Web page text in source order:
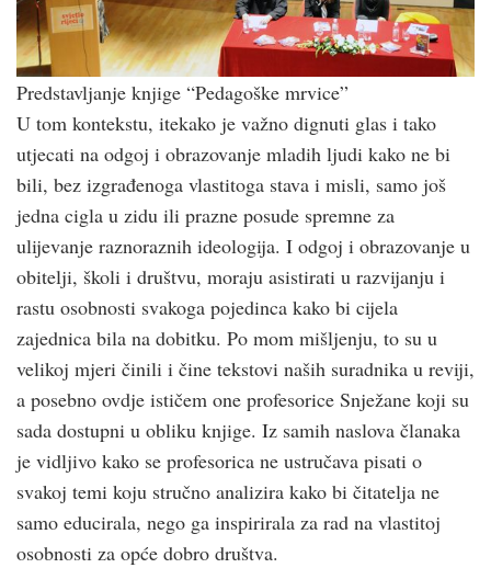
Predstavljanje knjige “Pedagoške mrvice”
U tom kontekstu, itekako je važno dignuti glas i tako
utjecati na odgoj i obrazovanje mladih ljudi kako ne bi
bili, bez izgrađenoga vlastitoga stava i misli, samo još
jedna cigla u zidu ili prazne posude spremne za
ulijevanje raznoraznih ideologija. I odgoj i obrazovanje u
obitelji, školi i društvu, moraju asistirati u razvijanju i
rastu osobnosti svakoga pojedinca kako bi cijela
zajednica bila na dobitku. Po mom mišljenju, to su u
velikoj mjeri činili i čine tekstovi naših suradnika u reviji,
a posebno ovdje ističem one profesorice Snježane koji su
sada dostupni u obliku knjige. Iz samih naslova članaka
je vidljivo kako se profesorica ne ustručava pisati o
svakoj temi koju stručno analizira kako bi čitatelja ne
samo educirala, nego ga inspirirala za rad na vlastitoj
osobnosti za opće dobro društva.